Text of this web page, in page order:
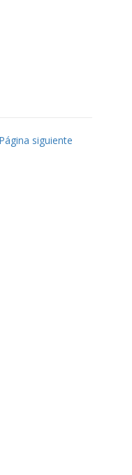
Página siguiente